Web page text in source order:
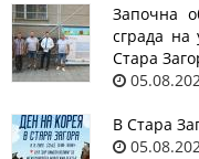
Започна
сграда на
Стара
В Стара